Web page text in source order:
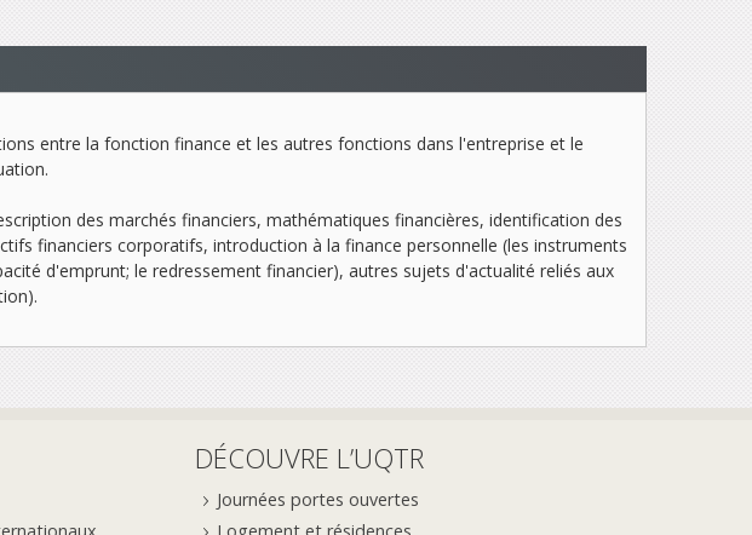
entre la fonction finance et les autres fonctions dans l'entreprise et le
des marchés financiers, mathématiques financières, identification des
financiers corporatifs, introduction à la finance personnelle (les instruments
d'emprunt; le redressement financier), autres sujets d'actualité reliés aux
DÉCOUVRE L’UQTR
Journées portes ouvertes